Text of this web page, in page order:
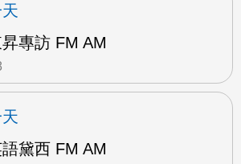
專訪 FM AM
黛西 FM AM